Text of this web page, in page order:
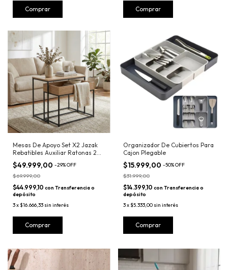
Comprar Comprar
Mesas De Apoyo Set X2 Jazak
Rebatibles Auxiliar Ratonas 2
Niveles
$49.999,00 -29%OFF
$69.999,00
$44.999,10 con Transferencia o
depósito
3x$16.666,33 sin interés
Organizador De Cubiertos Para
Cajon Plegable
$15.999,00 -50%OFF
$31.999,00
$14.399,10 con Transferencia o
depósito
3x$5.333,00 sin interés